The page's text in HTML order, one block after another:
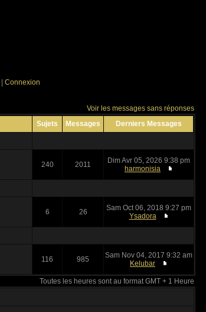
Connexion
Voir les messages sans réponses
Sujets Messages Derniers Messages
240 2011
Dim Avr 05, 2026 9:38 pm
harmonisia
6 26
Sam Oct 06, 2018 9:27 pm
Ysadora
116 985
Sam Nov 04, 2017 9:32 am
Kelubar
Toutes les heures sont au format GMT + 1 Heure